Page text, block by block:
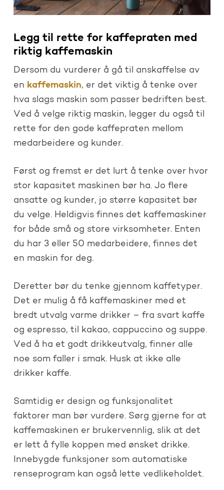
Legg til rette for kaffepraten med
riktig kaffemaskin
Dersom du vurderer å gå til anskaffelse av
en kaffemaskin, er det viktig å tenke over
hva slags maskin som passer bedriften best.
Ved å velge riktig maskin, legger du også til
rette for den gode kaffepraten mellom
medarbeidere og kunder.
Først og fremst er det lurt å tenke over hvor
stor kapasitet maskinen bør ha. Jo flere
ansatte og kunder, jo større kapasitet bør
du velge. Heldigvis finnes det kaffemaskiner
for både små og store virksomheter. Enten
du har 3 eller 50 medarbeidere, finnes det
en maskin for deg.
Deretter bør du tenke gjennom kaffetyper.
Det er mulig å få kaffemaskiner med et
bredt utvalg varme drikker – fra svart kaffe
og espresso, til kakao, cappuccino og suppe.
Ved å ha et godt drikkeutvalg, finner alle
noe som faller i smak. Husk at ikke alle
drikker kaffe.
Samtidig er design og funksjonalitet
faktorer man bør vurdere. Sørg gjerne for at
kaffemaskinen er brukervennlig, slik at det
er lett å fylle koppen med ønsket drikke.
Innebygde funksjoner som automatiske
renseprogram kan også lette vedlikeholdet.